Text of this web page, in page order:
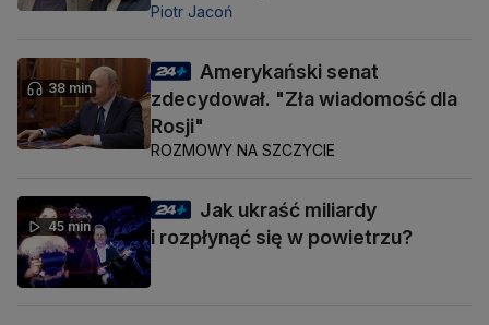
Piotr Jacoń
38 min
Amerykański senat
zdecydował. "Zła wiadomość dla
Rosji"
ROZMOWY NA SZCZYCIE
45 min
Jak ukraść miliardy
i rozpłynąć się w powietrzu?